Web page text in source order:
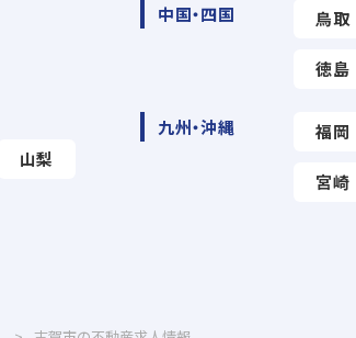
山梨
中国・四国 鳥取
徳島
九州・沖縄 福岡
宮崎